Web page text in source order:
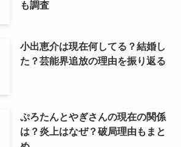
も調査
小出恵介は現在何してる？結婚し
た？芸能界追放の理由を振り返る
ぷろたんとやぎさんの現在の関係
は？炎上はなぜ？破局理由もまと